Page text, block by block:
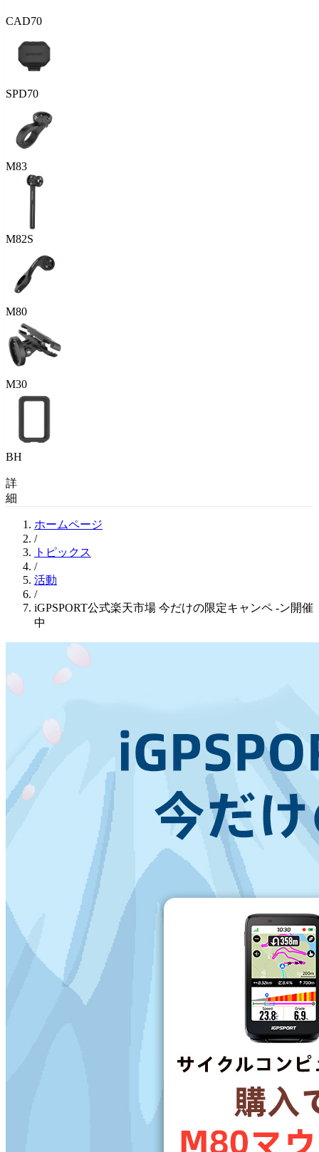
CAD70
SPD70
M83
M82S
M80
M30
BH
詳
細
ホームページ
/
トピックス
/
活動
/
iGPSPORT公式楽天市場 今だけの限定キャンペ -ン開催
中